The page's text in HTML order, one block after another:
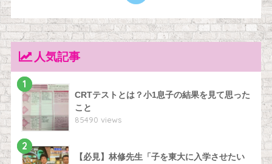
人気記事
1
CRTテストとは？小1息子の結果を見て思った
こと
85490 views
2
【必見】林修先生「子を東大に入学させたい